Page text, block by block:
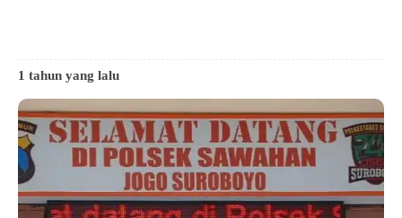
1 tahun yang lalu